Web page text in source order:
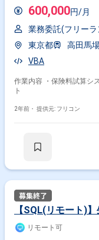
600,000円/月
業務委託(フリーラ
東京都
高田馬
VBA
作業内容 ・保険料試算システムの保守
ト
2年前・ 提供元: フリコン
【SQL(リモート)
リモート可